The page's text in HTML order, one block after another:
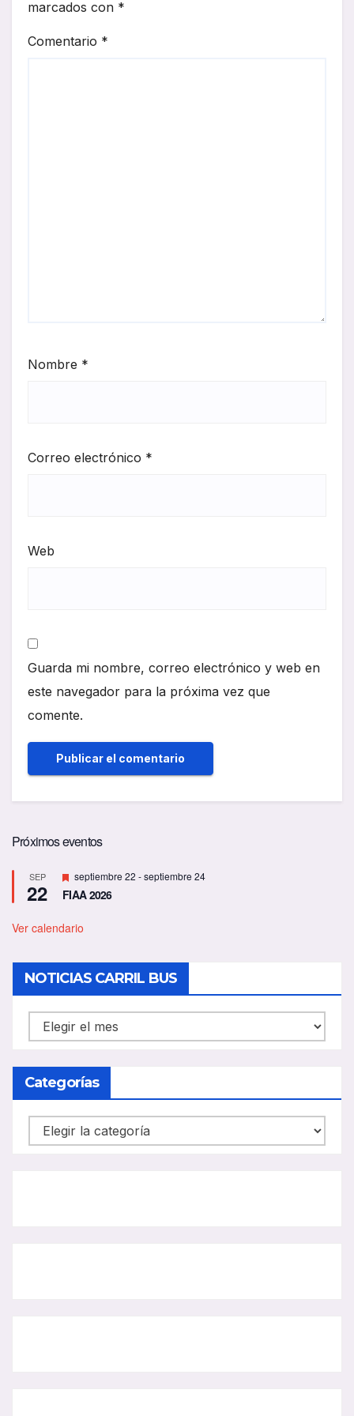
marcados con *
Comentario *
Nombre *
Correo electrónico *
Web
Guarda mi nombre, correo electrónico y web en
este navegador para la próxima vez que
comente.
Próximos eventos
SEP
22
D
e
s
a
d
o
septiembre 22 -septiembre 24
FIAA 2026
Ver calendario
NOTICIAS CARRIL BUS
NOTICIAS
CARRIL
BUS
Categorías
Categorías